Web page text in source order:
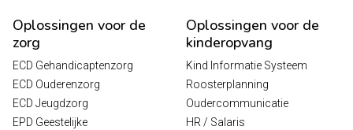
Oplossingen voor de
zorg
ECD Gehandicaptenzorg
ECD Ouderenzorg
ECD Jeugdzorg
EPD Geestelijke
Oplossingen voor de
kinderopvang
Kind Informatie Systeem
Roosterplanning
Oudercommunicatie
HR / Salaris